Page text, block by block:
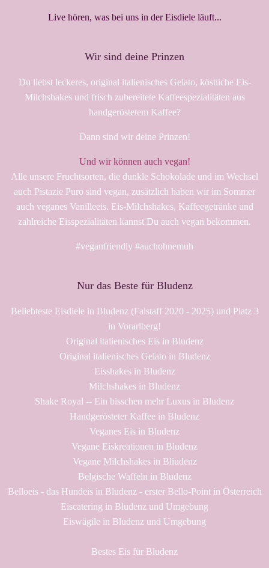
Live hören, was bei uns in der Eisdiele läuft...
Wir sind deine Prinzen
Du liebst leckeres, original italienisches Gelato, köstliche Eis-
Milchshakes und frisch zubereitete Kaffeespezialitäten aus
handgeröstetem Kaffee?
Dann sind wir deine Prinzen!
Und wir können auch vegan!
Alle unsere Fruchtsorten, die dunkle Schokolade und im Wechsel
auch Pistazie Puro sind vegan, zusätzlich haben wir im Sommer
auch veganes Vanilleeis. Eis-Milchshakes, Kaffeegetränke und
zahlreiche Eisspezialitäten kannst Du auch vegan bekommen.
#veganfriendly #auchohnemuh
Nur das Beste für Bludenz
Beliebteste Eisdiele in Bludenz (Falstaff 2020 - 2025) und Platz 3
in Vorarlberg!
Original italienisches Eis in Bludenz
Original italienisches Gelato in Bludenz
Eisshakes in Bludenz
Milchshakes in Bludenz
Shake Royal -- Ein bisschen mehr Luxus in Bludenz
Handgerösteter Kaffee in Bludenz
Veganes Eis in Bludenz
Vegane Eiskreationen in Bludenz
Vegane Milchshakes in Bliudenz
Belgische Waffeln in Bludenz
Belloeis - das Hundeis in Bludenz - erster Bello-Point in Österreich
Eiscatering in Bludenz und Umgebung
Eiswägile in Bludenz und Umgebung
Bestes Eis für Bludenz